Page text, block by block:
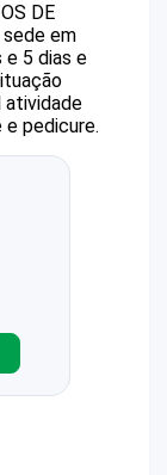
DE
sede em
e 5 dias e
atividade
e pedicure.